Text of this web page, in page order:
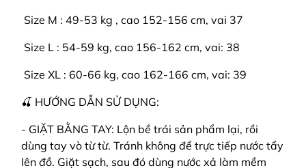
️ Size M : 49-53 kg , cao 152-156 cm, vai 37
️ Size L : 54-59 kg, cao 156-162 cm, vai: 38
️ Size XL : 60-66 kg, cao 162-166 cm, vai: 39
🍒 HƯỚNG DẪN SỬ DỤNG:
- GIẶT BẰNG TAY: Lộn bề trái sản phẩm lại, rồi
dùng tay vò từ từ. Tránh không để trực tiếp nước tẩy
lên đồ. Giặt sạch, sau đó dùng nước xả làm mềm